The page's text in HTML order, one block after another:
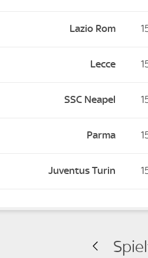
Lazio Rom
Lecce
SSC Neapel
Parma
Juventus Turin